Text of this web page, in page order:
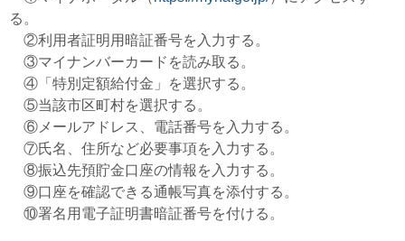
る。
②利用者証明用暗証番号を入力する。
③マイナンバーカードを読み取る。
④「特別定額給付金」を選択する。
⑤当該市区町村を選択する。
⑥メールアドレス、電話番号を入力する。
⑦氏名、住所など必要事項を入力する。
⑧振込先預貯金口座の情報を入力する。
⑨口座を確認できる通帳写真を添付する。
⑩署名用電子証明書暗証番号を付ける。